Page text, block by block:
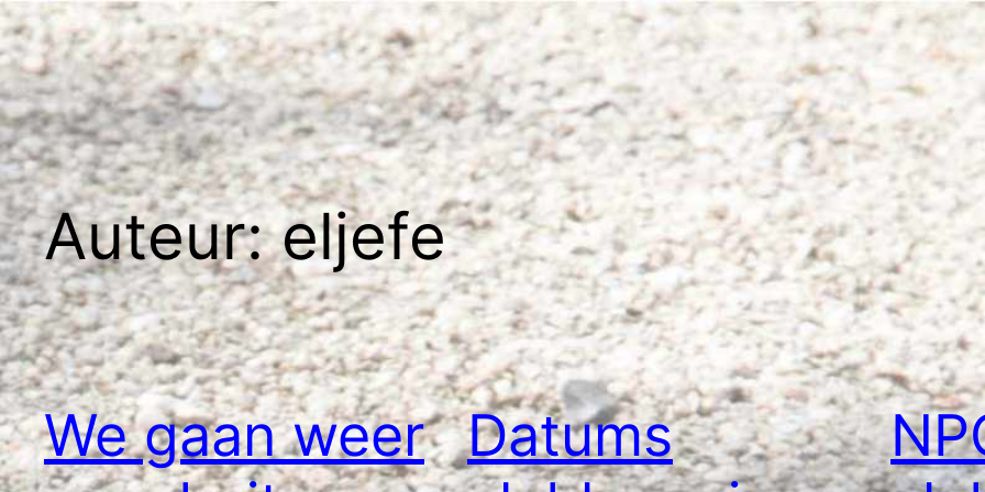
Ga
naar
de
inhoud
Auteur:eljefe
We gaan weer
Datums